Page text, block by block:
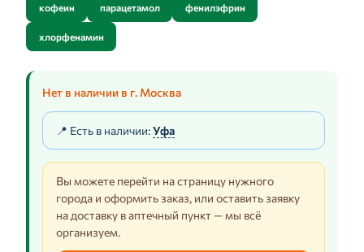
кофеин парацетамол фенилэфрин
хлорфенамин
Нет в наличии в г. Москва
📍 Есть в наличии:Уфа
Вы можете перейти на страницу нужного
города и оформить заказ, или оставить заявку
на доставку в аптечный пункт — мы всё
организуем.